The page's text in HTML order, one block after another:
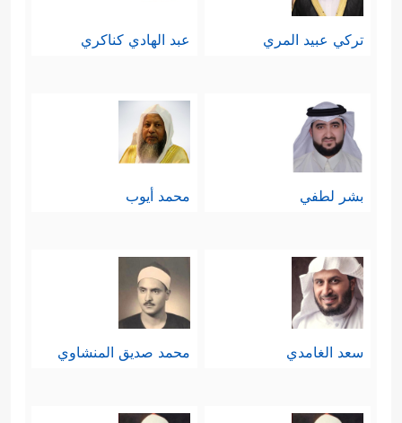
تركي عبيد المري عبد الهادي كناكري
بشر لطفي محمد أيوب
سعد الغامدي محمد صديق المنشاوي